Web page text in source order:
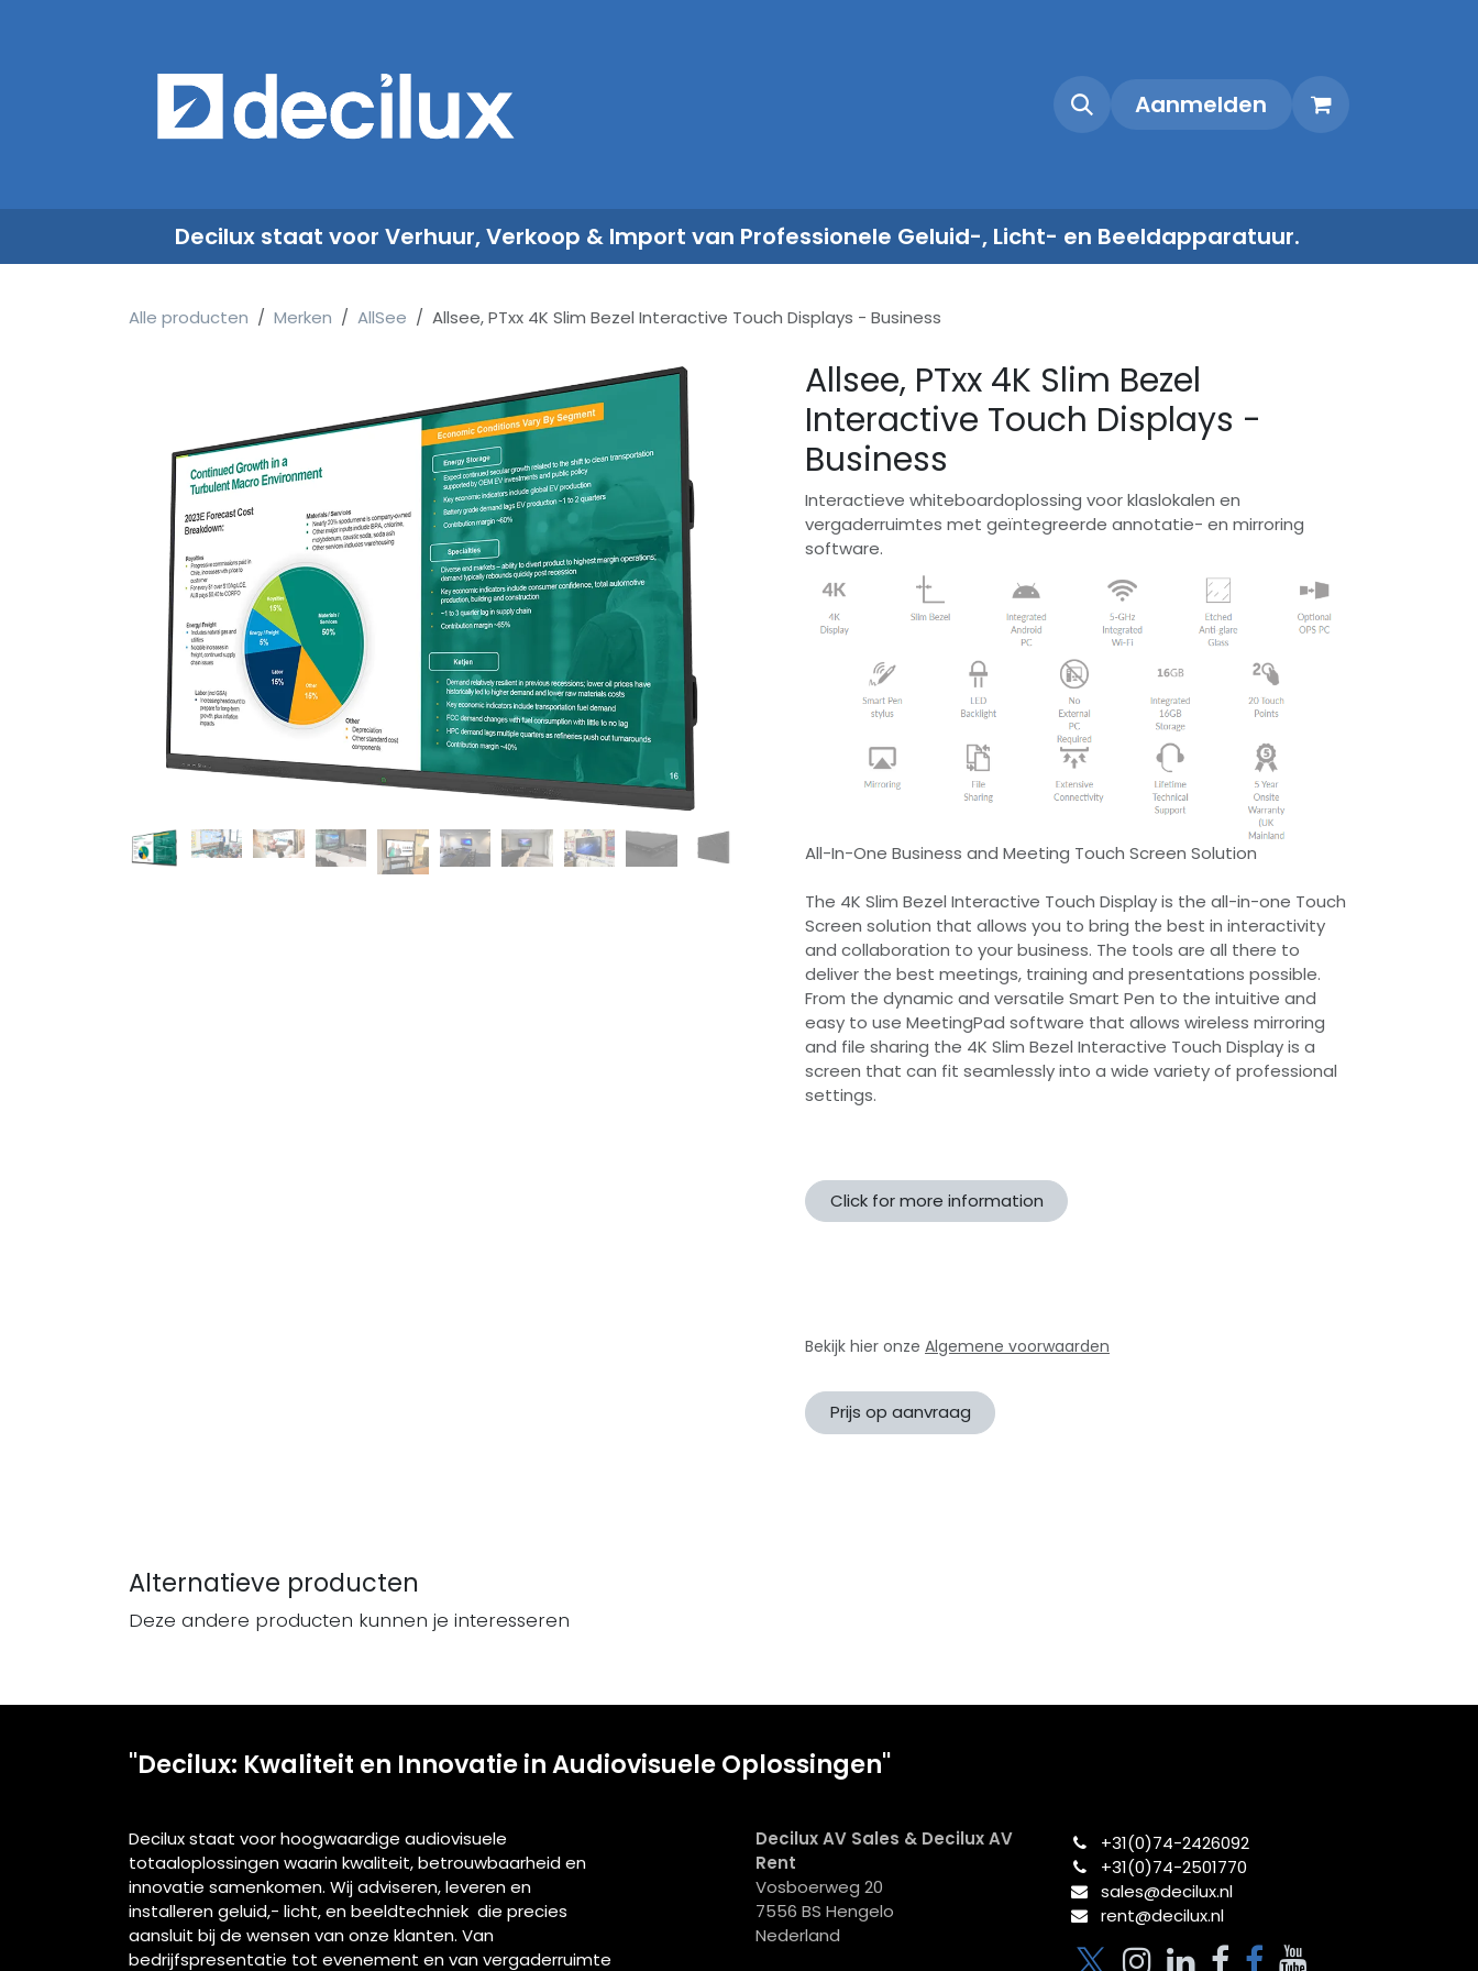
ContactAanmelden
Decilux staat voor Verhuur, Verkoop & Import van Professionele Geluid-, Licht- en Beeldapparatuur.
Alle producten Merken AllSee Allsee, PTxx 4K Slim Bezel Interactive Touch Displays - Business
Allsee, PTxx 4K Slim Bezel
Interactive Touch Displays -
Business
Interactieve whiteboardoplossing voor klaslokalen en
vergaderruimtes met geïntegreerde annotatie- en mirroring
software.
All-In-One Business and Meeting Touch Screen Solution
The 4K Slim Bezel Interactive Touch Display is the all-in-one Touch
Screen solution that allows you to bring the best in interactivity
and collaboration to your business. The tools are all there to
deliver the best meetings, training and presentations possible.
From the dynamic and versatile Smart Pen to the intuitive and
easy to use MeetingPad software that allows wireless mirroring
and file sharing the 4K Slim Bezel Interactive Touch Display is a
screen that can fit seamlessly into a wide variety of professional
settings.
Click for more information
Bekijk hier onze Algemene voorwaarden
Prijs op aanvraag
Alternatieve producten
Deze andere producten kunnen je interesseren
"Decilux: Kwaliteit en Innovatie in Audiovisuele Oplossingen"
Decilux staat voor hoogwaardige audiovisuele
totaaloplossingen waarin kwaliteit, betrouwbaarheid en
innovatie samenkomen. Wij adviseren, leveren en
installeren geluid,- licht, en beeldtechniek die precies
aansluit bij de wensen van onze klanten. Van
bedrijfspresentatie tot evenement en van vergaderruimte
Decilux AV Sales & Decilux AV
Rent
Vosboerweg 20
7556 BS Hengelo
Nederland
+31(0)74-2426092​
+31(0)74-2501770
sales@decilux.nl
rent@decilux.nl